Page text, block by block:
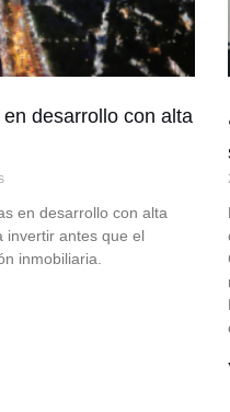
desarrollo con alta
en desarrollo con alta
invertir antes que el
inmobiliaria.